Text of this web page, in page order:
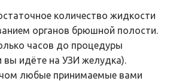
количество жидкости
органов брюшной полости.
часов до процедуры
вы идёте на УЗИ желудка).
любые принимаемые вами